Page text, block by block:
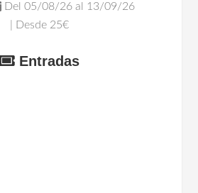
Del 05/08/26 al 13/09/26
| Desde 25€
Entradas